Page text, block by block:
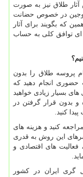
طلاق نیز به صورت
در خصوص حضانت
که بگویند برای آثار
ای توافق کلی به حساب
پروسه طلاق را بدون
انجام دهید که
بسیار زیادی خواهید
و بدون قرار گرفتن در
کنید.
کنید و هزینه های
این روش به قدری
فعالیت های اقتصادی و
گری ایران در کشور